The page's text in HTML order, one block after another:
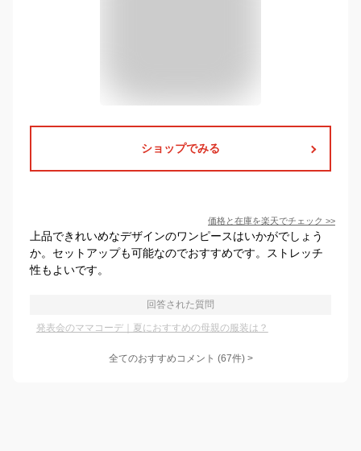
ショップでみる
価格と在庫を楽天でチェック >>
上品できれいめなデザインのワンピースはいかがでしょう
か。セットアップも可能なのでおすすめです。ストレッチ
性もよいです。
回答された質問
発表会のママコーデ｜夏におすすめの母親の服装は？
全てのおすすめコメント (67件) >